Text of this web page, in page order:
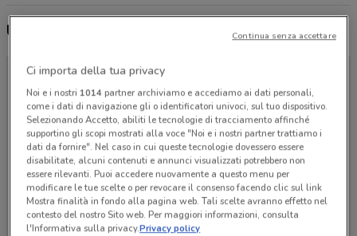
Ultime offerte del volantino Sammontana
Ci importa della tua privacy
Noi e i nostri 1014partner archiviamo e accediamo ai dati personali,
come i dati di navigazione gli o identificatori univoci, sul tuo dispositivo.
Selezionando Accetto, abiliti le tecnologie di tracciamento affinché
supportino gli scopi mostrati alla voce "Noi e i nostri partner trattiamo i
dati da fornire". Nel caso in cui queste tecnologie dovessero essere
disabilitate, alcuni contenuti e annunci visualizzati potrebbero non
essere rilevanti. Puoi accedere nuovamente a questo menu per
modificare le tue scelte o per revocare il consenso facendo clic sul link
Mostra finalità in fondo alla pagina web. Tali scelte avranno effetto nel
contesto del nostro Sito web. Per maggiori informazioni, consulta
l'Informativa sulla privacy.Privacy policy
Continua senza accettare